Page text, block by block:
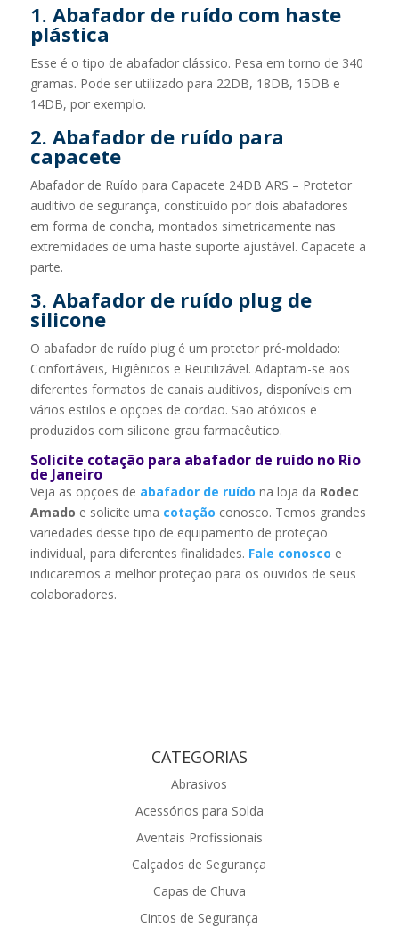
1. Abafador de ruído com haste
plástica
Esse é o tipo de abafador clássico. Pesa em torno de 340
gramas. Pode ser utilizado para 22DB, 18DB, 15DB e
14DB, por exemplo.
2. Abafador de ruído para
capacete
Abafador de Ruído para Capacete 24DB ARS – Protetor
auditivo de segurança, constituído por dois abafadores
em forma de concha, montados simetricamente nas
extremidades de uma haste suporte ajustável. Capacete a
parte.
3. Abafador de ruído plug de
silicone
O abafador de ruído plug é um protetor pré-moldado:
Confortáveis, Higiênicos e Reutilizável. Adaptam-se aos
diferentes formatos de canais auditivos, disponíveis em
vários estilos e opções de cordão. São atóxicos e
produzidos com silicone grau farmacêutico.
Solicite cotação para abafador de ruído no Rio
de Janeiro
Veja as opções de abafador de ruído na loja da Rodec
Amado e solicite uma cotação conosco. Temos grandes
variedades desse tipo de equipamento de proteção
individual, para diferentes finalidades. Fale conosco e
indicaremos a melhor proteção para os ouvidos de seus
colaboradores.
CATEGORIAS
Abrasivos
Acessórios para Solda
Aventais Profissionais
Calçados de Segurança
Capas de Chuva
Cintos de Segurança